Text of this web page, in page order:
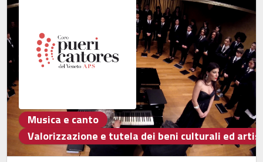
Musica e canto
Valorizzazione e tutela dei beni culturali ed